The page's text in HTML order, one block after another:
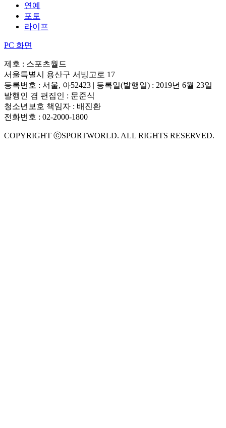
연예
포토
라이프
PC 화면
제호 : 스포츠월드
서울특별시 용산구 서빙고로 17
등록번호 : 서울, 아52423 | 등록일(발행일) : 2019년 6월 23일
발행인 겸 편집인 : 문준식
청소년보호 책임자 : 배진환
전화번호 : 02-2000-1800
COPYRIGHT ⓒSPORTWORLD. ALL RIGHTS RESERVED.